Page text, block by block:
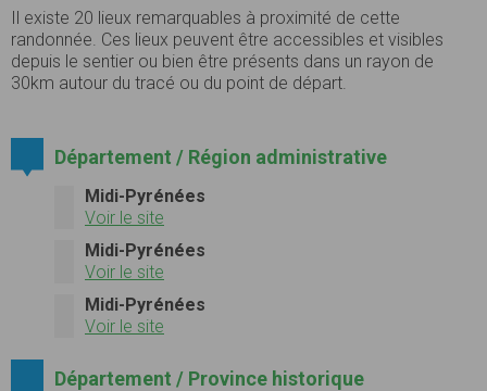
Il existe 20 lieux remarquables à proximité de cette
randonnée. Ces lieux peuvent être accessibles et visibles
depuis le sentier ou bien être présents dans un rayon de
30km autour du tracé ou du point de départ.
Département / Région administrative
Midi-Pyrénées
Voir le site
Midi-Pyrénées
Voir le site
Midi-Pyrénées
Voir le site
Département / Province historique